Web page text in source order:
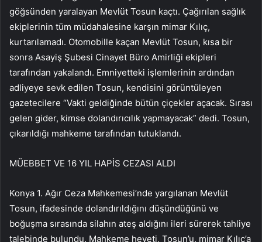
göğsünden yaralayan Mevlüt Tosun kaçtı. Çağırılan sağlık
ekiplerinin tüm müdahalesine karşın mimar Kılıç,
kurtarılamadı. Otomobille kaçan Mevlüt Tosun, kısa bir
sonra Asayiş Şubesi Cinayet Büro Amirliği ekipleri
tarafından yakalandı. Emniyetteki işlemlerinin ardından
adliyeye sevk edilen Tosun, kendisini görüntüleyen
gazetecilere “Vakti geldiğinde bütün çiçekler açacak. Sırası
gelen gider, kimse dolandırıcılık yapmayacak” dedi. Tosun,
çıkarıldığı mahkeme tarafından tutuklandı.
MÜEBBET VE 16 YIL HAPİS CEZASI ALDI
Konya 1. Ağır Ceza Mahkemesi’nde yargılanan Mevlüt
Tosun, ifadesinde dolandırıldığını düşündüğünü ve
boğuşma sırasında silahın ateş aldığını ileri sürerek tahliye
talebinde bulundu. Mahkeme heyeti, Tosun’u, mimar Kılıç’a